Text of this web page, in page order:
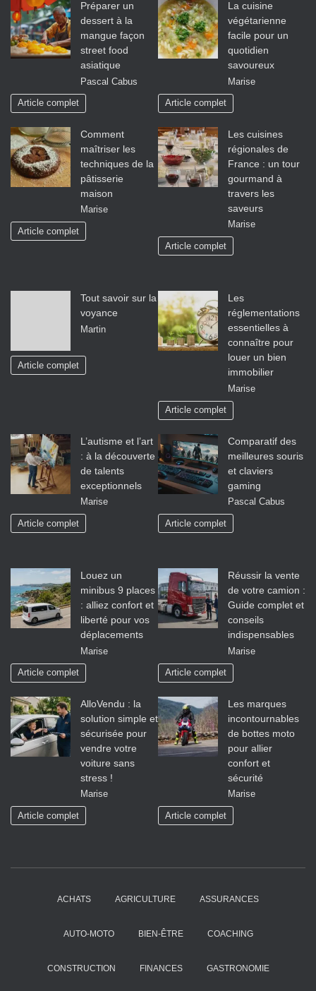
Préparer un
dessert à la
mangue façon
street food
asiatique
Pascal Cabus
Article complet
La cuisine
végétarienne
facile pour un
quotidien
savoureux
Marise
Article complet
Comment
maîtriser les
techniques de la
pâtisserie
maison
Marise
Article complet
Les cuisines
régionales de
France : un tour
gourmand à
travers les
saveurs
Marise
Article complet
Tout savoir sur la
voyance
Martin
Article complet
Les
réglementations
essentielles à
connaître pour
louer un bien
immobilier
Marise
Article complet
L’autisme et l’art
: à la découverte
de talents
exceptionnels
Marise
Article complet
Comparatif des
meilleures souris
et claviers
gaming
Pascal Cabus
Article complet
Louez un
minibus 9 places
: alliez confort et
liberté pour vos
déplacements
Marise
Article complet
Réussir la vente
de votre camion :
Guide complet et
conseils
indispensables
Marise
Article complet
AlloVendu : la
solution simple et
sécurisée pour
vendre votre
voiture sans
stress !
Marise
Article complet
Les marques
incontournables
de bottes moto
pour allier
confort et
sécurité
Marise
Article complet
ACHATS AGRICULTURE ASSURANCES
AUTO-MOTO BIEN-ÊTRE COACHING
CONSTRUCTION FINANCES GASTRONOMIE